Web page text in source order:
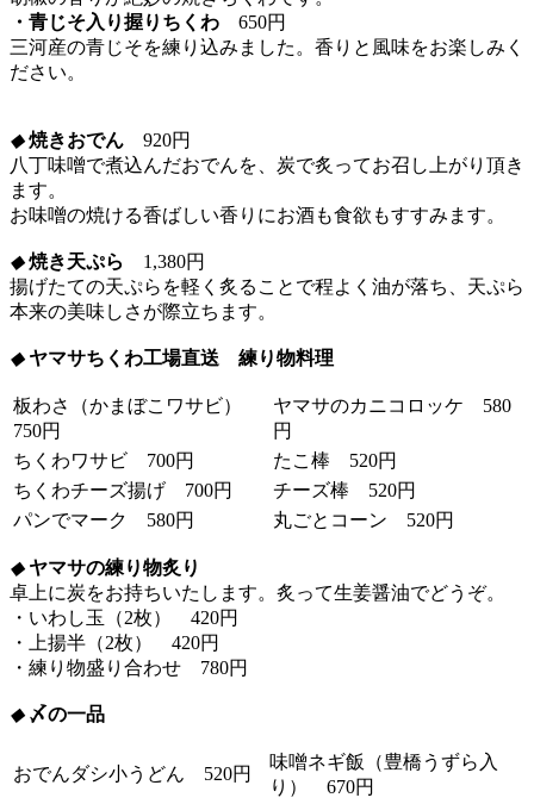
・青じそ入り握りちくわ 650円
三河産の青じそを練り込みました。香りと風味をお楽しみく
ださい。
◆ 焼きおでん 920円
八丁味噌で煮込んだおでんを、炭で炙ってお召し上がり頂き
ます。
お味噌の焼ける香ばしい香りにお酒も食欲もすすみます。
◆ 焼き天ぷら
1,380円
揚げたての天ぷらを軽く炙ることで程よく油が落ち、天ぷら
本来の美味しさが際立ちます。
◆ ヤマサちくわ工場直送 練り物料理
板わさ（かまぼこワサビ）
750円
ヤマサのカニコロッケ 580
円
ちくわワサビ 700円
たこ棒 520円
ちくわチーズ揚げ 700円
チーズ棒 520円
パンでマーク 580円
丸ごとコーン 520円
◆ ヤマサの練り物炙り
卓上に炭をお持ちいたします。炙って生姜醤油でどうぞ。
・いわし玉（2枚） 420円
・上揚半（2枚） 420円
・練り物盛り合わせ 780円
◆ 〆の一品
おでんダシ小うどん 520円
味噌ネギ飯（豊橋うずら入
り） 670円